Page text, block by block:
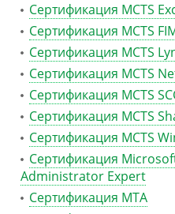
Сертификация MCTS
Сертификация MCTS
Сертификация MCTS
Сертификация MCTS
Сертификация MCTS
Сертификация MCTS
Сертификация MCTS
Сертификация
Administrator Expert
Сертификация MTA